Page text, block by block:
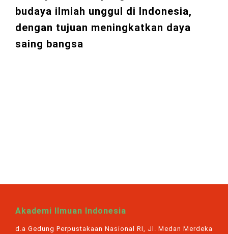
budaya ilmiah unggul di Indonesia,
dengan tujuan meningkatkan daya
saing bangsa
Akademi Ilmuan Indonesia
d.a Gedung Perpustakaan Nasional RI, Jl. Medan Merdeka